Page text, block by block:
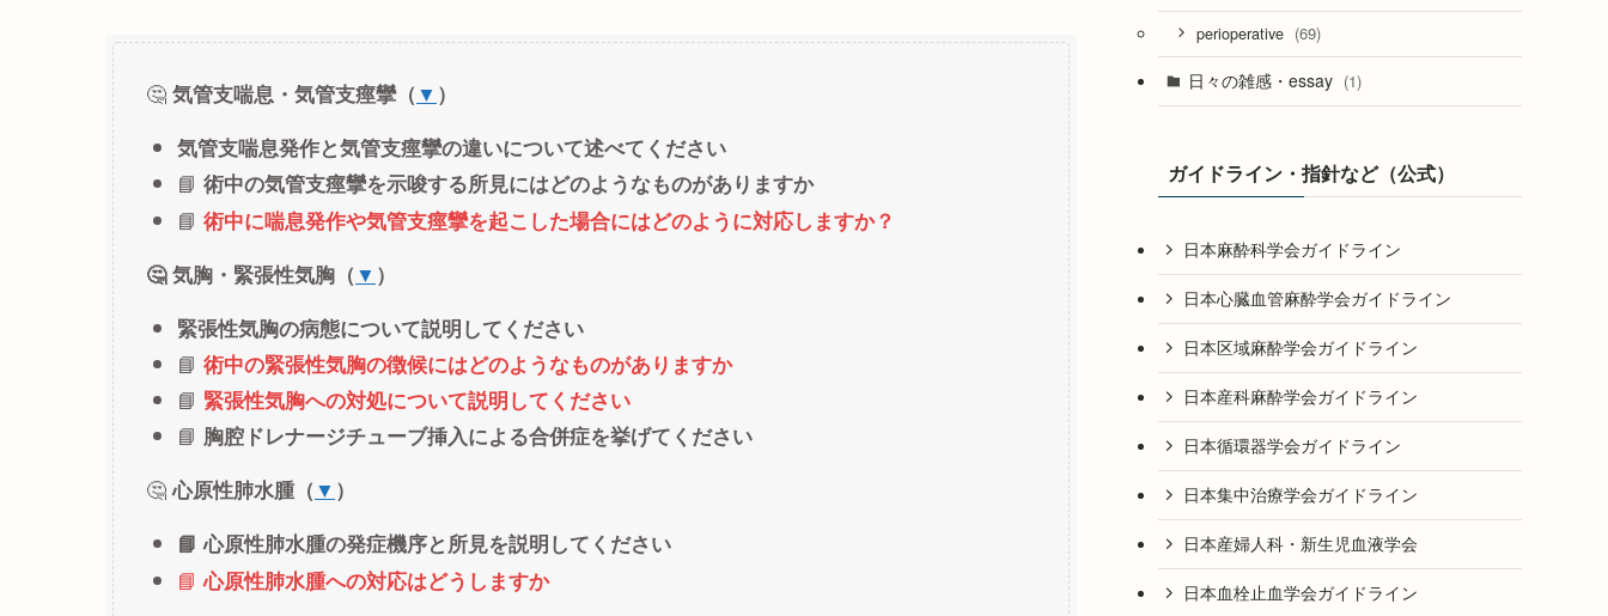
🤔 気管支喘息・気管支痙攣（ ▼ ）
気管支喘息発作と気管支痙攣の違いについて述べてください
📘 術中の気管支痙攣を示唆する所見にはどのようなものがありますか
📘 術中に喘息発作や気管支痙攣を起こした場合にはどのように対応しますか？
🤔 気胸・緊張性気胸（ ▼ ）
緊張性気胸の病態について説明してください
📘 術中の緊張性気胸の徴候にはどのようなものがありますか
📘 緊張性気胸への対処について説明してください
📘 胸腔ドレナージチューブ挿入による合併症を挙げてください
🤔心原性肺水腫（ ▼ ）
📘 心原性肺水腫の発症機序と所見を説明してください
📘心原性肺水腫への対応はどうしますか
perioperative (69)
日々の雑感・essay (1)
ガイドライン・指針など（公式）
日本麻酔科学会ガイドライン
日本心臓血管麻酔学会ガイドライン
日本区域麻酔学会ガイドライン
日本産科麻酔学会ガイドライン
日本循環器学会ガイドライン
日本集中治療学会ガイドライン
日本産婦人科・新生児血液学会
日本血栓止血学会ガイドライン